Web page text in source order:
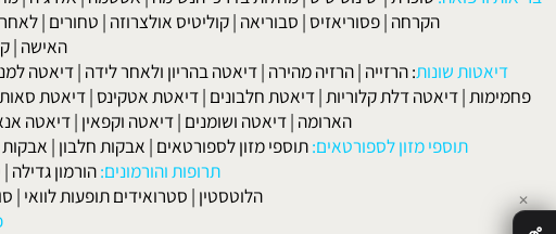
לפרטים וליצירת קשר בנייד:
סינוסיטיס מחלות בדרכי הנשימה | אסטמה אלרגיה |מחלת
הקרחה|פסוריאזיס|סבוריאה|קוליטיס אולצרוזה|טחורים|לאחר
האישה|
: הרזיה מהירה|דיאטה בהריון ולאחר לידה |דיאטה למניקות
דיאטה דלת קלוריות|דיאטת חלבונים|דיאטת אטקינס|דיאטת סאות' ביץ'
|דיאטה וקפאין|דיאטה
תוספי מזון לספורטאים:
תוספי מזון לספורטאים| אבקות חלבון|אבקות